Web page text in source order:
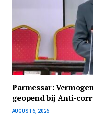
Parmessar:
geopend bij Anti-
AUGUST 6, 2026